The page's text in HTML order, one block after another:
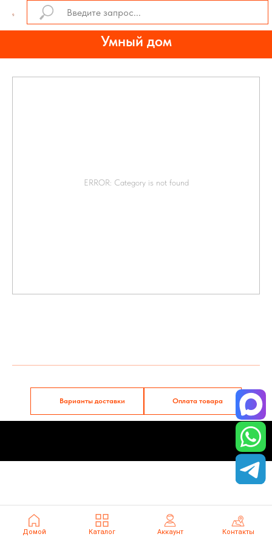
Умный дом
ERROR: Category is not found
Варианты доставки Оплата товара
Домой Каталог Аккаунт Контакты
Made on Tilda